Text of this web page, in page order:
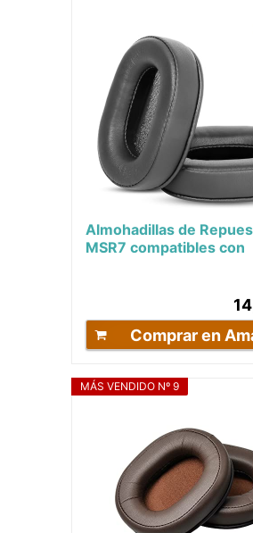
Almohadillas de
MSR7 compatibles con
ATH-MSR7BK, ATH-
Comprar en
MÁS VENDIDO Nº 9